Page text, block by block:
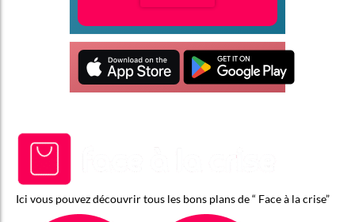
Ici vous pouvez découvrir tous les bons plans de “ Face à la crise”